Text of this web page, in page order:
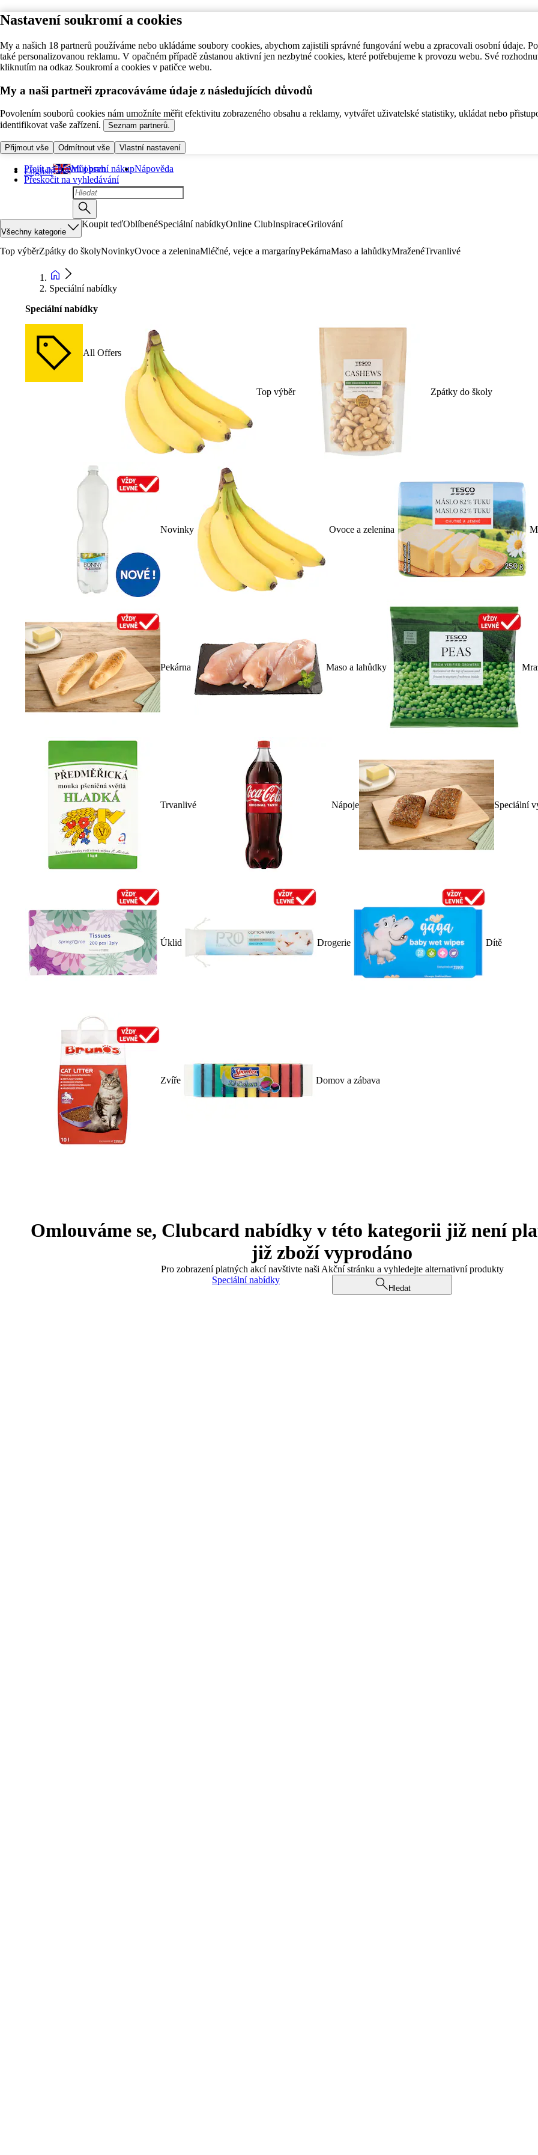
Nastavení soukromí a cookies
My a našich 18 partnerů používáme nebo ukládáme soubory cookies, abychom zajistili správné fungování webu a zpracovali osobní údaje.
také personalizovanou reklamu. V opačném případě zůstanou aktivní jen nezbytné cookies, které potřebujeme k provozu webu. Své
kliknutím na odkaz Soukromí a cookies v patičce webu.
My a naši partneři zpracováváme údaje z následujících důvodů
Povolením souborů cookies nám umožníte měřit efektivitu zobrazeného obsahu a reklamy, vytvářet uživatelské statistiky, ukládat nebo
identifikovat vaše zařízení.
Seznam partnerů.
Přijmout vše Odmítnout vše Vlastní nastavení
Přejít na hlavní obsah
Přeskočit na vyhledávání
English Můj první nákupNápověda
Všechny kategorie
Koupit teďOblíbenéSpeciální nabídkyOnline ClubInspiraceGrilování
Top výběrZpátky do školyNovinkyOvoce a zeleninaMléčné, vejce a margarínyPekárnaMaso a lahůdkyMraženéTrvanlivé
Speciální nabídky
Speciální nabídky
All Offers
Top výběr Zpátky do školy
Novinky Ovoce a zelenina
Pekárna Maso a lahůdky
Trvanlivé Nápoje Speciální
Úklid Drogerie Dítě
Zvíře Domov a zábava
Omlouváme se, Clubcard nabídky v této kategorii již není
již zboží vyprodáno
Pro zobrazení platných akcí navštivte naši Akční stránku a vyhledejte alternativní produkty
Speciální nabídky
Hledat